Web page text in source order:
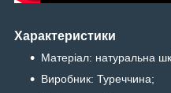
Характеристики
Матеріал: натуральна
Виробник: Туреччина;